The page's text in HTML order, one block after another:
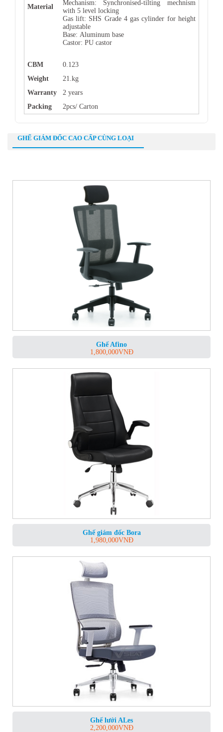
Material
Mechanism: Synchronised-tilting mechnism
with 5 level locking
Gas lift: SHS Grade 4 gas cylinder for height
adjustable
Base: Aluminum base
Castor: PU castor
CBM
0.123
Weight
21.kg
Warranty
2 years
Packing
2pcs/ Carton
GHẾ GIÁM ĐỐC CAO CẤP CÙNG LOẠI
Ghế Afino
1,800,000VNĐ
Ghế giám đốc Bora
1,980,000VNĐ
Ghế lưới ALes
2,200,000VNĐ